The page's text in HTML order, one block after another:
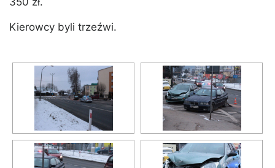
Kierowcy byli trzeźwi.